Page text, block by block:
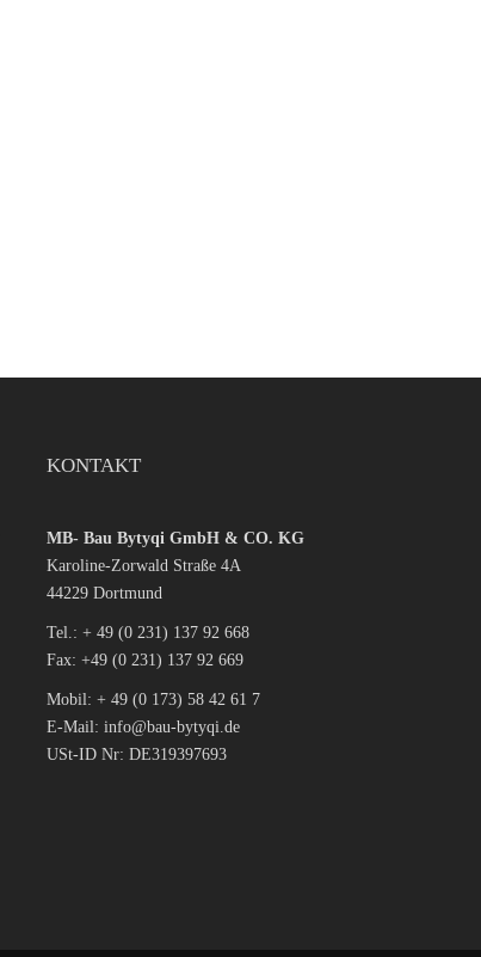
KONTAKT
MB- Bau Bytyqi GmbH & CO. KG
Karoline-Zorwald Straße 4A
44229 Dortmund
Tel.: + 49 (0 231) 137 92 668
Fax: +49 (0 231) 137 92 669
Mobil: + 49 (0 173) 58 42 61 7
E-Mail: info@bau-bytyqi.de
USt-ID Nr: DE319397693